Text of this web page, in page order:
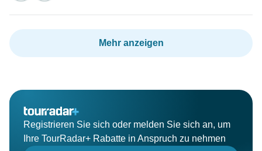
Mehr anzeigen
Registrieren Sie sich oder melden Sie sich an, um
Ihre TourRadar+ Rabatte in Anspruch zu nehmen